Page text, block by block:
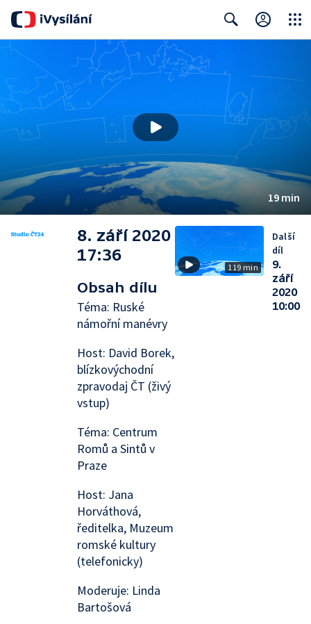
19 min
8. září 2020
17:36
Obsah dílu
Téma: Ruské
námořní manévry
Host: David Borek,
blízkovýchodní
zpravodaj ČT (živý
vstup)
Téma: Centrum
Romů a Sintů v
Praze
Host: Jana
Horváthová,
ředitelka, Muzeum
romské kultury
(telefonicky)
Moderuje: Linda
Bartošová
119 min
Další
díl
9.
září
2020
10:00